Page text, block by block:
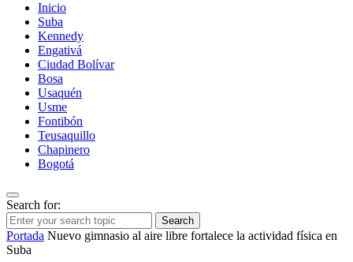
Inicio
Suba
Kennedy
Engativá
Ciudad Bolívar
Bosa
Usaquén
Usme
Fontibón
Teusaquillo
Chapinero
Bogotá
Search for:
Search
Portada Nuevo gimnasio al aire libre fortalece la actividad física en
Suba